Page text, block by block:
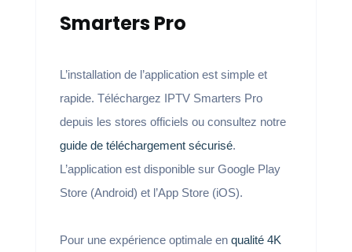
Smarters Pro
L’installation de l’application est simple et
rapide. Téléchargez IPTV Smarters Pro
depuis les stores officiels ou consultez notre
guide de téléchargement sécurisé.
L’application est disponible sur Google Play
Store (Android) et l’App Store (iOS).
Pour une expérience optimale en qualité 4K